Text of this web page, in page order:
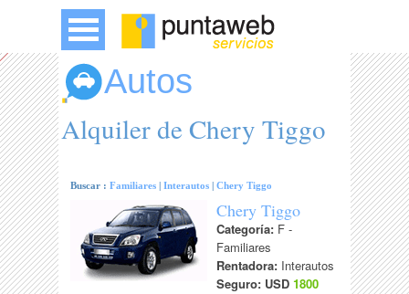
Autos
Alquiler de Chery Tiggo
Buscar :Familiares |Interautos |Chery Tiggo
Chery Tiggo
Categoría: F -
Familiares
Rentadora: Interautos
Seguro: USD1800